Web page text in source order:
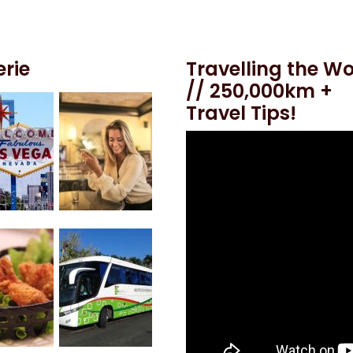
Travelling the
// 250,000km +
Travel Tips!